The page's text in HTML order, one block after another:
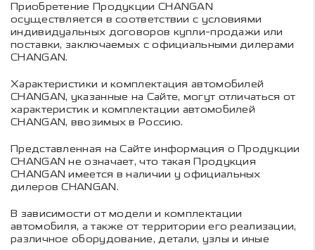
Приобретение Продукции CHANGAN
осуществляется в соответствии с условиями
индивидуальных договоров купли-продажи или
поставки, заключаемых с официальными дилерами
CHANGAN.
Характеристики и комплектация автомобилей
CHANGAN, указанные на Сайте, могут отличаться от
характеристик и комплектации автомобилей
CHANGAN, ввозимых в Россию.
Представленная на Сайте информация о Продукции
CHANGAN не означает, что такая Продукция
CHANGAN имеется в наличии у официальных
дилеров CHANGAN.
В зависимости от модели и комплектации
автомобиля, а также от территории его реализации,
различное оборудование, детали, узлы и иные